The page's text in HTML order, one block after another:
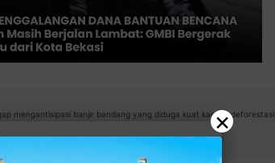
mengantisipasi banjir bandang yang diduga kuat karena deforestasi,
×